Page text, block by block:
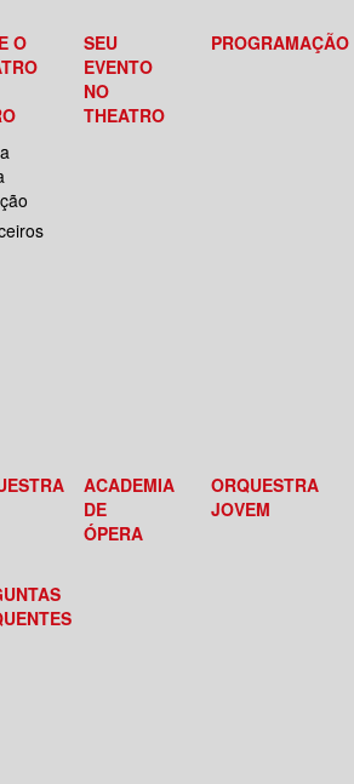
O
SEU
EVENTO
NO
THEATRO
PROGRAMAÇÃO
ACADEMIA
DE
ÓPERA
ORQUESTRA
JOVEM